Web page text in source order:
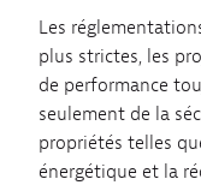
Les
plus strictes, les
de performance
seulement de la
propriétés telles
énergétique et la